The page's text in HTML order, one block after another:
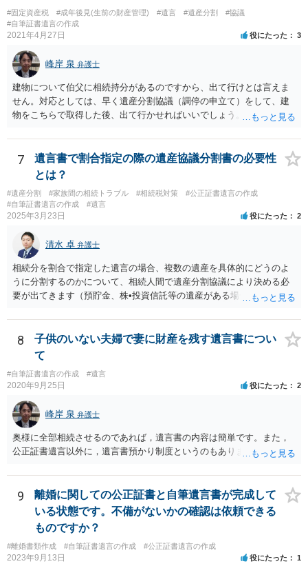
書を法務局に保管した場合、死亡後、法務局に遺言書の有無を照会す
ることになりますので、「法務局に預けた自筆証書遺言の存在を親族
がなかったもの」にすることはできません。 存在をなかったものにす
がありえますが、その予防方法は、遺言者と面談してみないと判断が
難しいです。
#固定資産税 #成年後見(生前の財産管理) #遺言 #遺産分割
#協議
#自筆証書遺言の作成
2021年4月27日 役にたった 3
峰岸 泉 弁護士
建物について伯父に相続持分があるのですから、出て行けとは言えま
せん。対応としては、早く遺産分割協議（調停の申立て）をして、建
物をこちらで取得した後、出て行かせればいいでしょう。 建物の固定
っていない部分については請求すればいいと思います。 なお、家賃に
ついては、お父様自身が遺産分割手続をしなかったのですから、あき
らめるしかないと思います。
7
遺言書で割合指定の際の遺産協議分割書の必要性
とは？
#遺産分割 #家族間の相続トラブル #相続税対策
#公正証書遺言の作成
#自筆証書遺言の作成
#遺言
2025年3月23日 役にたった 2
清水 卓 弁護士
相続分を割合で指定した遺言の場合、複数の遺産を具体的にどうのよ
うに分割するのかについて、相続人間で遺産分割協議により決める必
要が出てきます（預貯金、株•投資信託等の遺産がある場合に、どの遺
投資信託は他の相続人にというような分け方をするのか等について
は、相続人間で遺産分割協議により決める必要があります）。
8
子供のいない夫婦で妻に財産を残す遺言書につい
て
#自筆証書遺言の作成 #遺言
2020年9月25日 役にたった 2
峰岸 泉 弁護士
奥様に全部相続させるのであれば，遺言書の内容は簡単です。また，
公正証書遺言以外に，遺言書預かり制度というのもあります。
9
離婚に関しての公正証書と自筆遺言書が完成して
いる状態です。不備がないかの確認は依頼できる
ものですか？
#離婚書類作成 #自筆証書遺言の作成 #公正証書遺言の作成
2023年9月13日 役にたった 1